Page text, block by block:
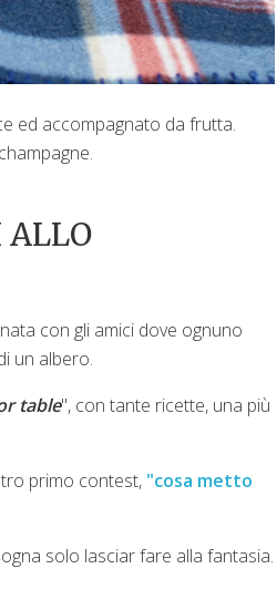
ed accompagnato da frutta.
ALLO
con gli amici dove ognuno
un albero.
table", con tante ricette, una più
primo contest, "cosa metto
solo lasciar fare alla fantasia.